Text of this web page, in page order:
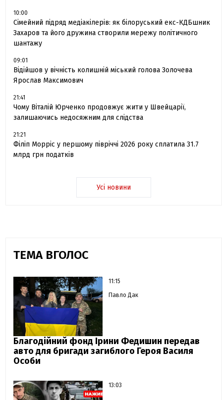
10:00
Сімейний підряд медіакілерів: як білоруський екс-КДБшник
Захаров та його дружина створили мережу політичного
шантажу
09:01
Відійшов у вічність колишній міський голова Золочева
Ярослав Максимович
21:41
Чому Віталій Юрченко продовжує жити у Швейцарії,
залишаючись недосяжним для слідства
21:21
Філіп Морріс у першому півріччі 2026 року сплатила 31.7
млрд грн податків
Усі новини
ТЕМА ВГОЛОС
11:15
Павло Дак
Благодійний фонд Ірини Федишин передав
авто для бригади загиблого Героя Василя
Особи
13:03